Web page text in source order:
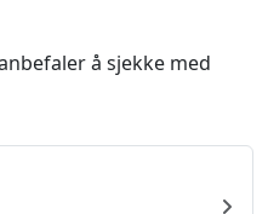
å sjekke med